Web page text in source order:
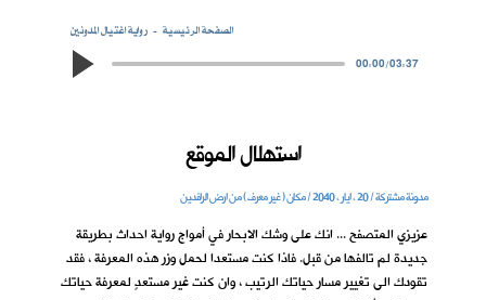
رواية اغتيال المدونين
الصفحة الرئيسية
00:00/03:37
استهلال الموقع
مدونة مشتركة / 20 ، ايار ، 2040 / مكان ( غير معرف ) من ارض الرافدين
جديدة لم تالفها من قبل. فاذا كنت مستعدا لحمل وزر هذه المعرفة ، فقد
تقودك الى تغيير مسار حياتك الرتيب ، وان كنت غير مستعدٍ لمعرفة حياتك